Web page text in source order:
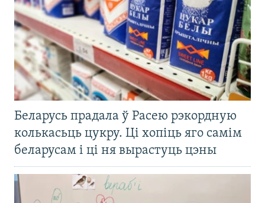
Беларусь прадала ў Расею рэкордную
колькасьць цукру. Ці хопіць яго самім
беларусам і ці ня вырастуць цэны